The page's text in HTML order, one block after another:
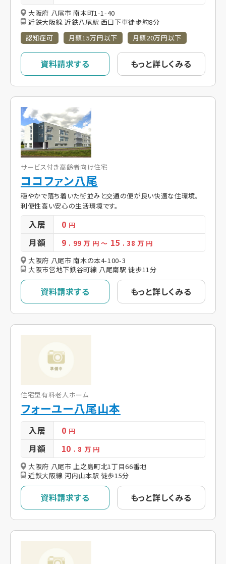
大阪府 八尾市 南本町1-1-40
近鉄大阪線 近鉄八尾駅 西口下車徒歩約8分
認知症可
月額15万円以下 月額20万円以下
資料請求する もっと詳しくみる
サービス付き高齢者向け住宅
ココファン八尾
穏やかで落ち着いた街並みと交通の便が良い快適な住環境。
利便性高い安心の生活環境です。
入居 0 円
月額 9 . 99万 円～ 15 . 38万 円
大阪府 八尾市 南木の本4-100-3
大阪市営地下鉄谷町線 八尾南駅 徒歩11分
資料請求する もっと詳しくみる
住宅型有料老人ホーム
フォーユー八尾山本
入居 0 円
月額 10 . 8 万 円
大阪府 八尾市 上之島町北1丁目66番地
近鉄大阪線 河内山本駅 徒歩15分
資料請求する もっと詳しくみる